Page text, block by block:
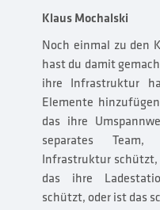
Klaus Mochalski
Noch einmal zu den
hast du damit
ihre Infrastruktur
Elemente
das ihre
separates
Infrastruktur schützt,
das ihre
schützt, oder ist das